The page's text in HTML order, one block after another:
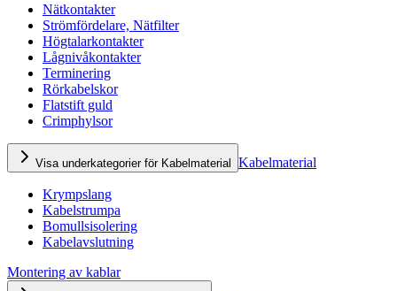
Nätkontakter
Strömfördelare, Nätfilter
Högtalarkontakter
Lågnivåkontakter
Terminering
Rörkabelskor
Flatstift guld
Crimphylsor
Visa underkategorier för Kabelmaterial Kabelmaterial
Krympslang
Kabelstrumpa
Bomullsisolering
Kabelavslutning
Montering av kablar